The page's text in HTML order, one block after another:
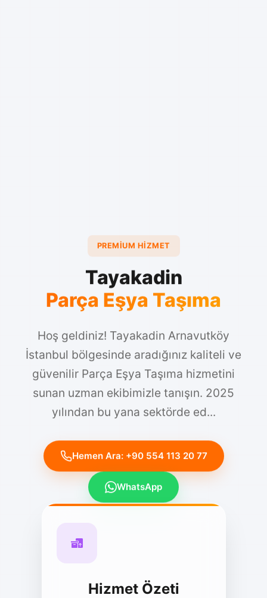
PREMIUM HIZMET
Tayakadin
Parça Eşya Taşıma
İstanbul bölgesinde aradığınız kaliteli ve
güvenilir Parça Eşya Taşıma hizmetini
sunan uzman ekibimizle tanışın. 2025
yılından bu yana sektörde ed...
Hizmet Özeti